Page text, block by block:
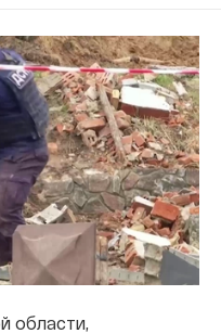
области,